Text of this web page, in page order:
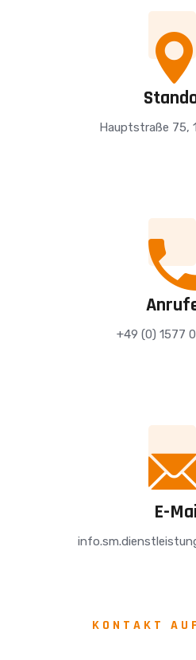
Hauptstraße 75,
+49 (0) 1577
E-
KONTAKT